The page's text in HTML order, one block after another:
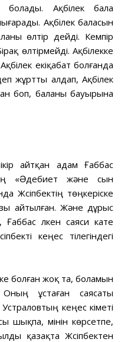
Ақбілек бала
Ақбілек баласын
өлтір дейді. Кемпір
өлтірмейді. Ақбілекке
екіқабат болғанда
жұртты алдап, Ақбілек
боп, баланы бауырына
айтқан адам Ғаббас
«Əдебиет жəне сын
Жүсіпбектің төңкеріске
айтылған. Жəне дұрыс
үлкен саяси кате
кеңес тілегіндегі
болған жоқ та, боламын
ұстаған саясаты
кеңес үкіметі
шықпа, мінін көрсетпе,
қазақта Жүсіпбектен